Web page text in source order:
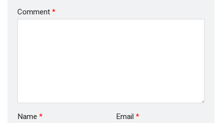
Comment*
Name * Email *